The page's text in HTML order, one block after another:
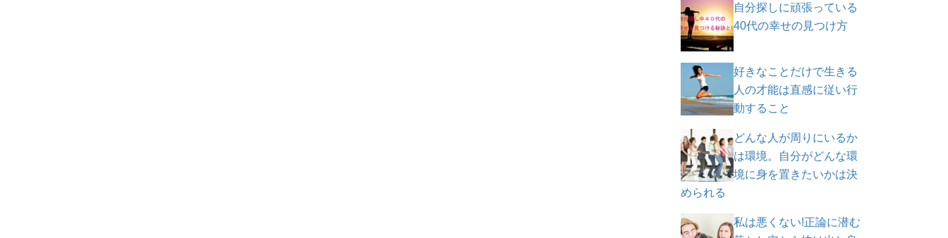
自分探しに頑張っている
40代の幸せの見つけ方
好きなことだけで生きる
人の才能は直感に従い行
動すること
どんな人が周りにいるか
は環境。自分がどんな環
境に身を置きたいかは決
められる
私は悪くない!正論に潜む